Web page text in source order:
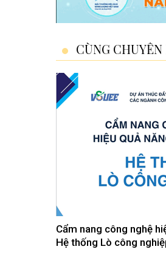
CÙNG
Cẩm nang công nghệ
Hệ thống Lò công